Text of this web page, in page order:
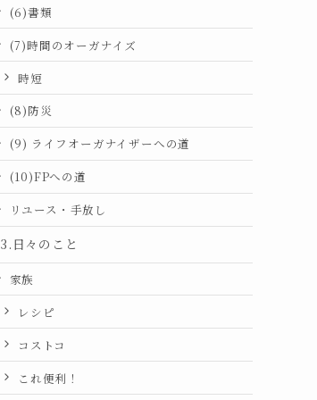
(6)書類
(7)時間のオーガナイズ
時短
(8)防災
(9) ライフオーガナイザーへの道
(10)FPへの道
リユース・手放し
3.日々のこと
家族
レシピ
コストコ
これ便利！